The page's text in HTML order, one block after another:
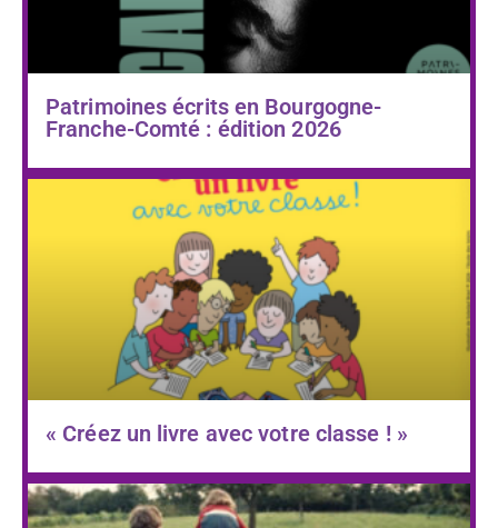
Patrimoines écrits en Bourgogne-
Franche-Comté : édition 2026
« Créez un livre avec votre classe ! »